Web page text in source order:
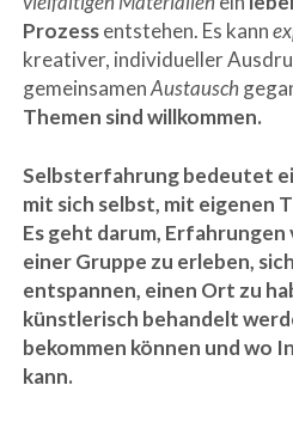
Prozessentstehen. Es kann
kreativer, individueller
gemeinsamenAustausch
Themen sind willkommen.
Selbsterfahrung bedeutet
mit sich selbst, mit eigenen
Es geht darum,
einer Gruppe zu erleben,
entspannen, einen Ort zu
künstlerisch behandelt
bekommen können und wo
kann.